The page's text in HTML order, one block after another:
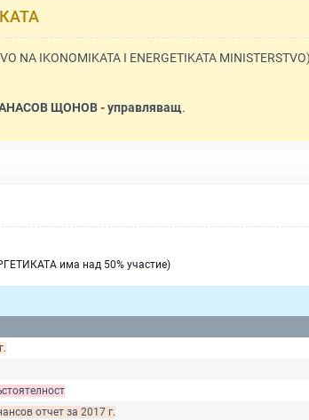
NA IKONOMIKATA I ENERGETIKATA
ЩОНОВ - управляващ.
има над 50% участие)
отчет за 2017 г.